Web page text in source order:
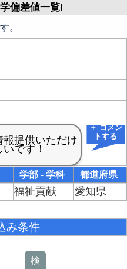
偏差値一覧!
。
＋ コメン
トする
学部 - 学科 都道府県
福祉貢献 愛知県
み条件
検